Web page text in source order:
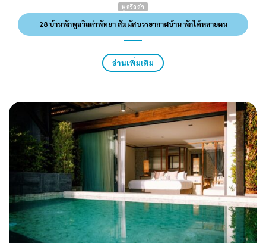
พูลวิลล่า
28 บ้านพักพูลวิลล่าพัทยา สัมผัสบรรยากาศบ้าน พักได้หลายคน
อ่านเพิ่มเติม